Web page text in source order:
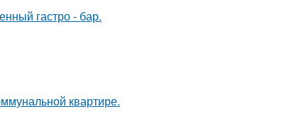
гастро - бар.
квартире.